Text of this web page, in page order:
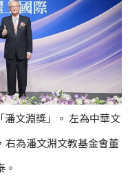
文淵獎」。 左為中華文
右為潘文淵文教基金會董
。